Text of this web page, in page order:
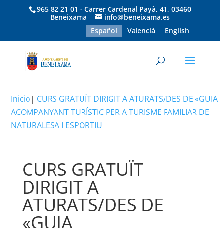
965 82 21 01 - Carrer Cardenal Payà, 41, 03460
Beneixama
info@beneixama.es
Español
Valencià English
Inicio| CURS GRATUÏT DIRIGIT A ATURATS/DES DE «GUIA
ACOMPANYANT TURÍSTIC PER A TURISME FAMILIAR DE
NATURALESA I ESPORTIU
CURS GRATUÏT
DIRIGIT A
ATURATS/DES DE
«GUIA